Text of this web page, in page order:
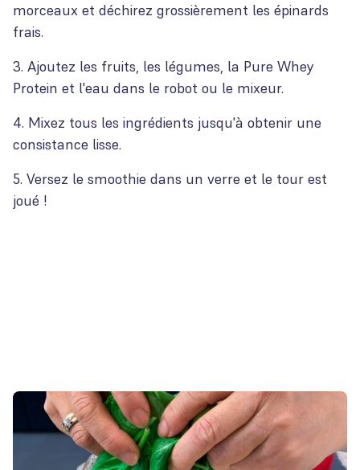
morceaux et déchirez grossièrement les épinards
frais.
3. Ajoutez les fruits, les légumes, la Pure Whey
Protein et l'eau dans le robot ou le mixeur.
4. Mixez tous les ingrédients jusqu'à obtenir une
consistance lisse.
5. Versez le smoothie dans un verre et le tour est
joué !